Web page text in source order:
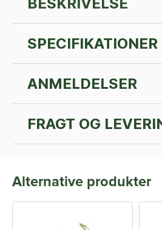
SPECIFIKATIONER
ANMELDELSER
FRAGT OG
Alternative produkter